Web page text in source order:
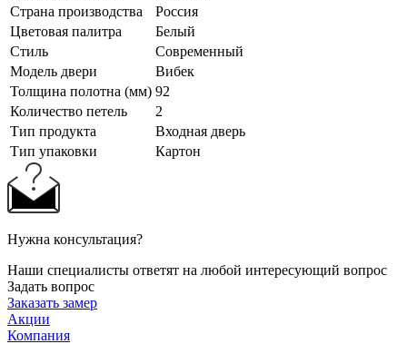
Страна производства
Россия
Цветовая палитра
Белый
Стиль
Современный
Модель двери
Вибек
Толщина полотна (мм) 92
Количество петель
2
Тип продукта
Входная дверь
Тип упаковки
Картон
Нужна консультация?
Наши специалисты ответят на любой интересующий вопрос
Задать вопрос
Заказать замер
Акции
Компания